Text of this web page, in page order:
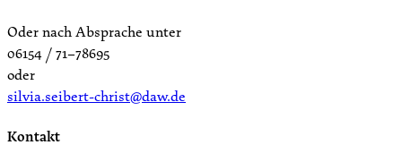
Oder nach Absprache unter
06154 / 71–78695
oder
silvia.seibert-christ@daw.de
Kontakt